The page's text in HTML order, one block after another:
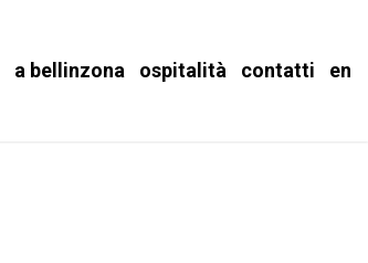
a bellinzona ospitalità contatti en